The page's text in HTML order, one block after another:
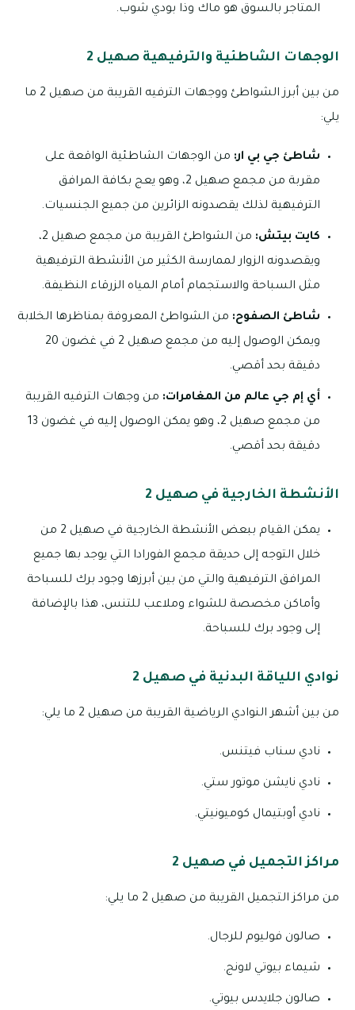
المتاجر بالسوق هو ماك وذا بودي شوب.
الوجهات الشاطئية والترفيهية صهيل 2
من بين أبرز الشواطئ ووجهات الترفيه القريبة من صهيل 2 ما
يلي:
شاطئ جي بي ار: من الوجهات الشاطئية الواقعة على
مقربة من مجمع صهيل 2، وهو يعج بكافة المرافق
الترفيهية لذلك يقصدونه الزائرين من جميع الجنسيات.
كايت بيتش:
من الشواطئ القريبة من مجمع صهيل 2،
ويقصدونه الزوار لممارسة الكثير من الأنشطة الترفيهية
مثل السباحة والاستجمام أمام المياه الزرقاء النظيفة.
شاطئ الصفوح: من الشواطئ المعروفة بمناظرها الخلابة
ويمكن الوصول إليه من مجمع صهيل 2 في غضون 20
دقيقة بحد أقصي.
أي إم جي عالم من المغامرات: من وجهات الترفيه القريبة
من مجمع صهيل 2، وهو يمكن الوصول إليه في غضون 13
دقيقة بحد أقصي.
الأنشطة الخارجية في صهيل 2
يمكن القيام ببعض الأنشطة الخارجية في صهيل 2 من
خلال التوجه إلى حديقة مجمع الفورادا التي يوجد بها جميع
المرافق الترفيهية والتي من بين أبرزها وجود برك للسباحة
وأماكن مخصصة للشواء وملاعب للتنس، هذا بالإضافة
إلى وجود برك للسباحة.
نوادي اللياقة البدنية في صهيل 2
من بين أشهر النوادي الرياضية القريبة من صهيل 2 ما يلي:
نادي سناب فيتنس.
نادي نايشن موتور ستي.
نادي أوبتيمال كوميونيتي.
مراكز التجميل في صهيل 2
من مراكز التجميل القريبة من صهيل 2 ما يلي:
صالون فوليوم للرجال.
شيماء بيوتي لاونج.
صالون جلايدس بيوتي.